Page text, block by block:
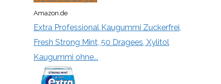
Amazon.de
Extra Professional Kaugummi Zuckerfrei,
Fresh Strong Mint, 50 Dragees, Xylitol
Kaugummi ohne...